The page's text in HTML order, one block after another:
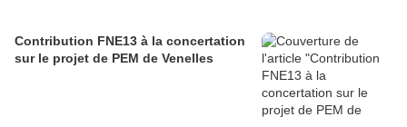
Contribution FNE13 à la concertation
sur le projet de PEM de Venelles